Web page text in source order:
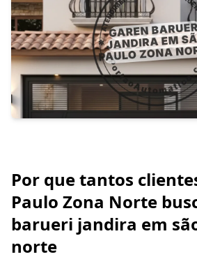
Por que tantos
Paulo Zona Norte
barueri jandira em
norte